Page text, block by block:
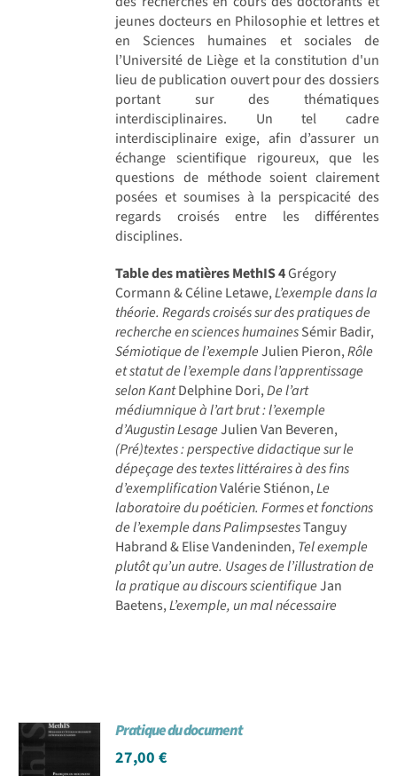
jeunes docteurs en Philosophie et lettres et
en Sciences humaines et sociales de
l’Université de Liège et la constitution d'un
lieu de publication ouvert pour des dossiers
portant sur des thématiques
interdisciplinaires. Un tel cadre
interdisciplinaire exige, afin d’assurer un
échange scientifique rigoureux, que les
questions de méthode soient clairement
posées et soumises à la perspicacité des
regards croisés entre les différentes
disciplines.
Table des matières MethIS 4Grégory
Cormann & Céline Letawe,L’exemple dans la
théorie. Regards croisés sur des pratiques de
recherche en sciences humainesSémir Badir,
Sémiotique de l’exempleJulien Pieron,Rôle
et statut de l’exemple dans l’apprentissage
selon KantDelphine Dori,De l’art
médiumnique à l’art brut : l’exemple
d’Augustin LesageJulien Van Beveren,
(Pré)textes : perspective didactique sur le
dépeçage des textes littéraires à des fins
d’exemplificationValérie Stiénon,Le
laboratoire du poéticien. Formes et fonctions
de l’exemple dans PalimpsestesTanguy
Habrand & Elise Vandeninden,Tel exemple
plutôt qu’un autre. Usages de l’illustration de
la pratique au discours scientifiqueJan
Baetens,L’exemple, un mal nécessaire
Pratique du document
27,00€